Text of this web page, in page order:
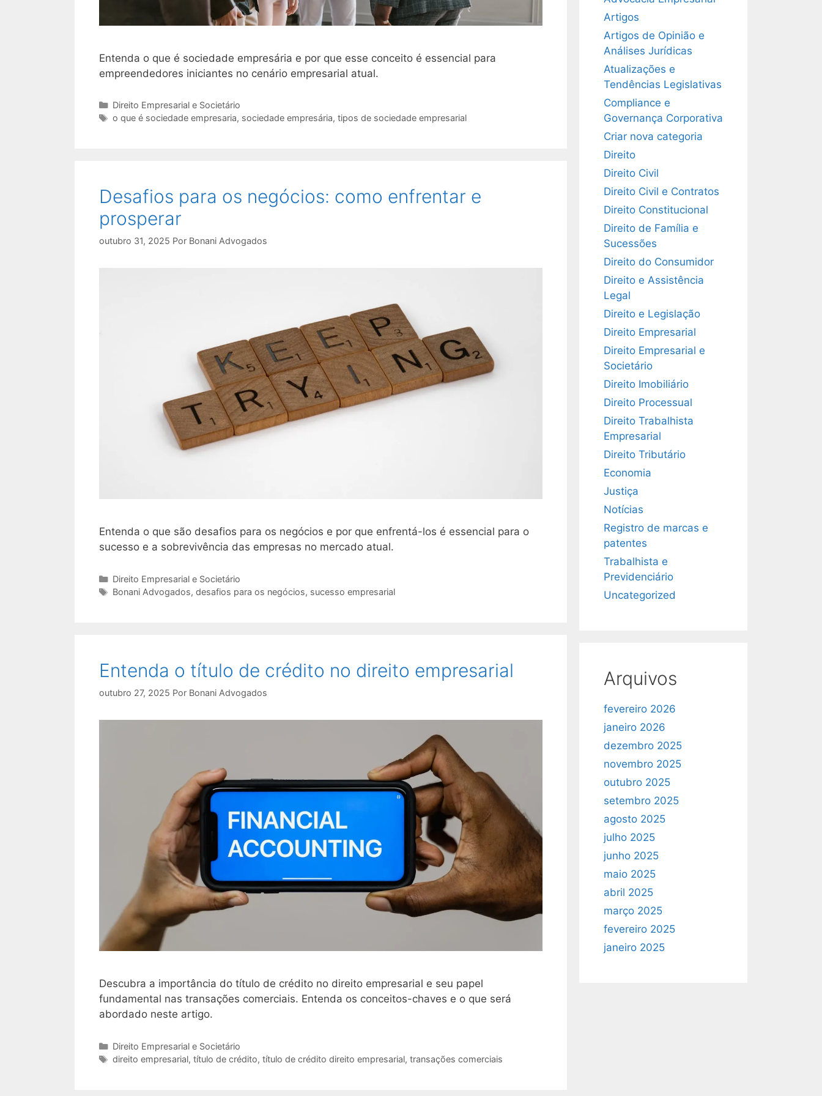
Entenda o que é sociedade empresária e por que esse conceito é essencial para
empreendedores iniciantes no cenário empresarial atual.
Categorias
Direito Empresarial e Societário
Tags
o que é sociedade empresaria, sociedade empresária, tipos de sociedade empresarial
Desafios para os negócios: como enfrentar e
prosperar
outubro 31, 2025 Por Bonani Advogados
Entenda o que são desafios para os negócios e por que enfrentá-los é essencial para o
sucesso e a sobrevivência das empresas no mercado atual.
Categorias
Direito Empresarial e Societário
Tags
Bonani Advogados, desafios para os negócios, sucesso empresarial
Entenda o título de crédito no direito empresarial
outubro 27, 2025 Por Bonani Advogados
Descubra a importância do título de crédito no direito empresarial e seu papel
fundamental nas transações comerciais. Entenda os conceitos-chaves e o que será
abordado neste artigo.
Categorias
Direito Empresarial e Societário
Tags
direito empresarial, título de crédito, título de crédito direito empresarial, transações comerciais
Artigos
Artigos de Opinião e
Análises Jurídicas
Atualizações e
Tendências Legislativas
Compliance e
Governança Corporativa
Criar nova categoria
Direito
Direito Civil
Direito Civil e Contratos
Direito Constitucional
Direito de Família e
Sucessões
Direito do Consumidor
Direito e Assistência
Legal
Direito e Legislação
Direito Empresarial
Direito Empresarial e
Societário
Direito Imobiliário
Direito Processual
Direito Trabalhista
Empresarial
Direito Tributário
Economia
Justiça
Notícias
Registro de marcas e
patentes
Trabalhista e
Previdenciário
Uncategorized
Arquivos
fevereiro 2026
janeiro 2026
dezembro 2025
novembro 2025
outubro 2025
setembro 2025
agosto 2025
julho 2025
junho 2025
maio 2025
abril 2025
março 2025
fevereiro 2025
janeiro 2025